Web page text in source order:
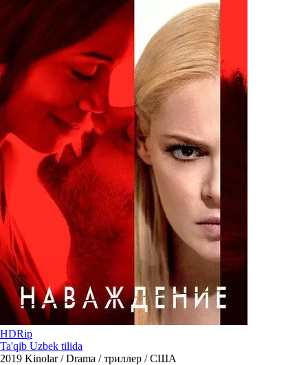
HDRip
Ta'qib Uzbek tilida
2019 Kinolar / Drama / триллер / США